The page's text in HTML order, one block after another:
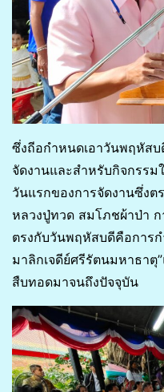
ซึ่งถีอกำหนดเอาวันพฤหัสบ
จัดงานและสำหรับกิจกรร
วันแรกของการจัดงานซึ่ง
หลวงปู่ทวด สมโภชผ้าป่า
ตรงกับวันพฤหัสบดีคือการ
มาลิกเจดีย์ศรีรัตนมหาธาตุ
สืบทอดมาจนถึงปัจจุบัน